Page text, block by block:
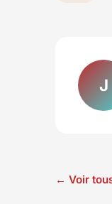
J
← Voir